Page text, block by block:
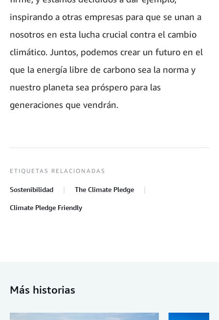
inspirando a otras empresas para que se unan a
nosotros en esta lucha crucial contra el cambio
climático. Juntos, podemos crear un futuro en el
que la energía libre de carbono sea la norma y
nuestro planeta sea próspero para las
generaciones que vendrán.
ETIQUETAS RELACIONADAS
Sostenibilidad The Climate Pledge
Climate Pledge Friendly
Más historias